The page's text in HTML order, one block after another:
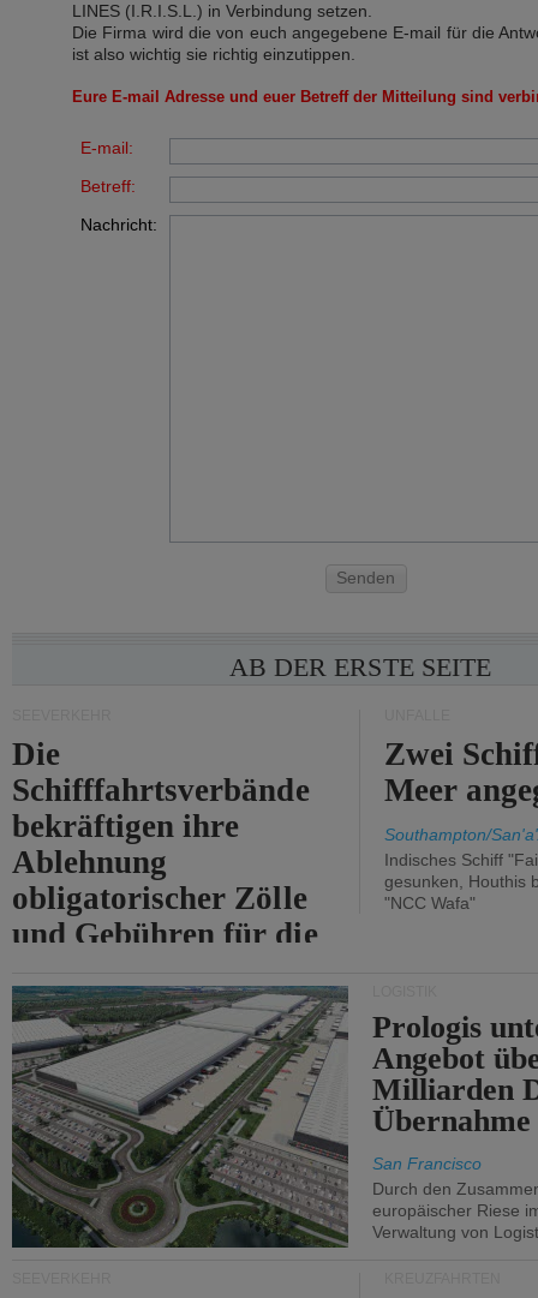
LINES (I.R.I.S.L.) in Verbindung setzen.
Die Firma wird die von euch angegebene E-mail für die
ist also wichtig sie richtig einzutippen.
Eure E-mail Adresse und euer Betreff der Mitteilung sind
E-mail:
Betreff:
Nachricht:
Senden
AB DER ERSTE SEITE
Die
Schifffahrtsverbände
bekräftigen ihre
Ablehnung
obligatorischer Zölle
und Gebühren für die
von Hormuz.
Zwei
Meer
Southampton/
Indisches Schiff
gesunken, Houthis
"NCC Wafa"
Prologis
Angebot
Milliarden
Übernahme
San Francisco
Durch den
europäischer Riese
Verwaltung von